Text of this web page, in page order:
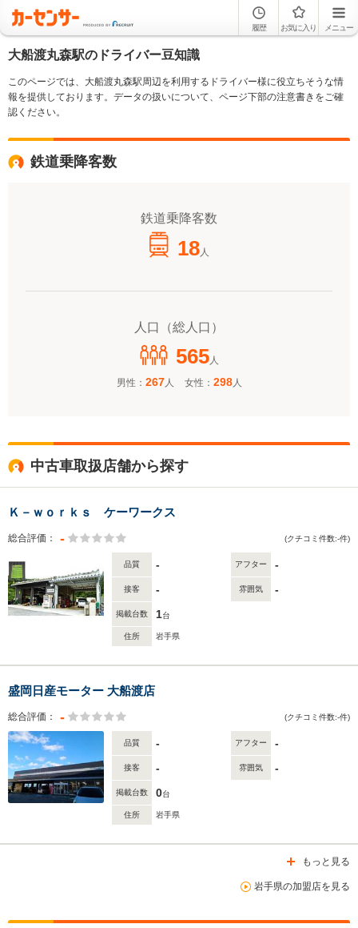
履歴 お気に入り メニュー
大船渡丸森駅のドライバー豆知識
このページでは、大船渡丸森駅周辺を利用するドライバー様に役立ちそうな情
報を提供しております。データの扱いについて、ページ下部の注意書きをご確
認ください。
鉄道乗降客数
鉄道乗降客数
18 人
人口（総人口）
565人
男性： 267人 女性： 298人
中古車取扱店舗から探す
Ｋ－ｗｏｒｋｓ ケーワークス
総合評価： - (クチコミ件数:-件)
品質 - アフター -
接客 - 雰囲気 -
掲載台数 1台
住所 岩手県
盛岡日産モーター 大船渡店
総合評価： - (クチコミ件数:-件)
品質 - アフター -
接客 - 雰囲気 -
掲載台数 0台
住所 岩手県
もっと見る
岩手県の加盟店を見る